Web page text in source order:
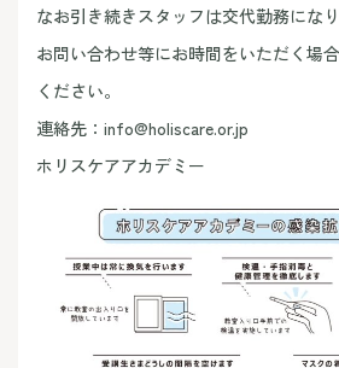
なお引き続きスタッフは交代勤務になり
お問い合わせ等にお時間をいただく場
ください。
連絡先：info@holiscare.or.jp
ホリスケアアカデミー